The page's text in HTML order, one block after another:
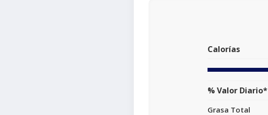
Calorías
% Valor Diario*
Grasa Total